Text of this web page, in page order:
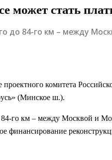
может стать
до 84-го км – между
проектного комитета
(Минское ш.).
го км – между Москвой и
финансирование